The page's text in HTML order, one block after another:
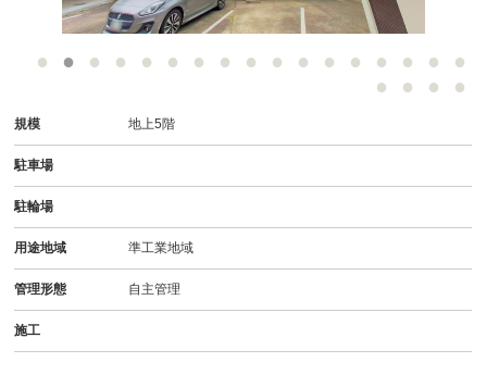
規模 地上5階
駐車場
駐輪場
用途地域 準工業地域
管理形態 自主管理
施工